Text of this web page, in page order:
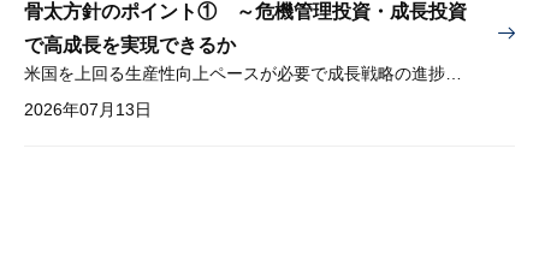
骨太方針のポイント① ～危機管理投資・成長投資
で高成長を実現できるか
2026年07月13日